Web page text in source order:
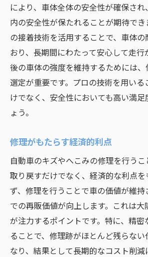
により、車体全体の安全性が確保さ
内の安全性が保たれることが期待で
の接着技術を活用することで、車体
おり、長期間にわたって安心して走行
後の車体の強度を維持するためには
選定が重要です。プロの技術を用いる
けでなく、安全性においても高い満
ょう。
修理がもたらす経済的利点
自動車のキズやへこみの修理を行う
取り戻すだけでなく、経済的な利点を
ず、修理を行うことで車の価値が維
での再販価値が向上します。これは
が注力するポイントです。特に、精密
ることで、修理跡がほとんど残らない
なり、結果として長期的なコスト削減